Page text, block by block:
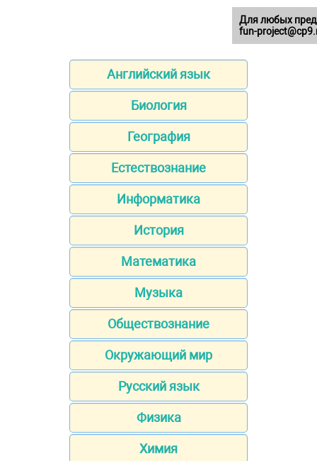
Английский язык
Биология
География
Естествознание
Информатика
История
Математика
Музыка
Обществознание
Окружающий мир
Русский язык
Физика
Химия
Для любых
fun-